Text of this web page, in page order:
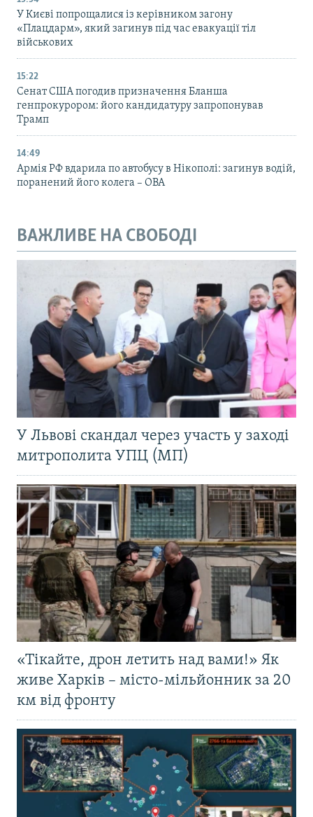
У Києві попрощалися із керівником загону
«Плацдарм», який загинув під час евакуації тіл
військових
15:22
Сенат США погодив призначення Бланша
генпрокурором: його кандидатуру запропонував
Трамп
14:49
Армія РФ вдарила по автобусу в Нікополі: загинув водій,
поранений його колега – ОВА
ВАЖЛИВЕ НА СВОБОДІ
У Львові скандал через участь у заході
митрополита УПЦ (МП)
«Тікайте, дрон летить над вами!» Як
живе Харків – місто-мільйонник за 20
км від фронту